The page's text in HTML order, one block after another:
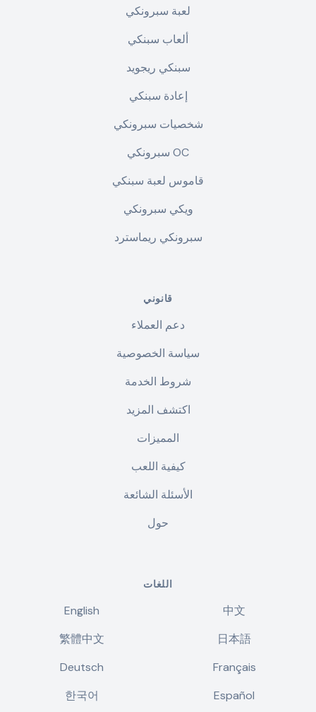
لعبة سبرونكي
ألعاب سبنكي
سبنكي ريجويد
إعادة سبنكي
شخصيات سبرونكي
سبرونكي OC
قاموس لعبة سبنكي
ويكي سبرونكي
سبرونكي ريماسترد
قانوني
دعم العملاء
سياسة الخصوصية
شروط الخدمة
اكتشف المزيد
المميزات
كيفية اللعب
الأسئلة الشائعة
حول
اللغات
English
中文
繁體中文
日本語
Deutsch
Français
한국어
Español